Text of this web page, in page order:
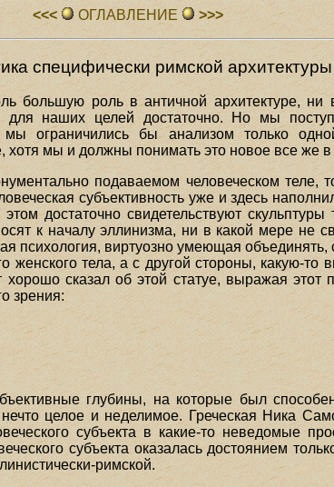
<<< ОГЛАВЛЕHИЕ >>>
специфически римской архитектуры
большую роль в античной архитектуре, ни
для наших целей достаточно. Но мы
мы ограничились бы анализом только
мы и должны понимать это новое все же в
подаваемом человеческом теле,
субъективность уже и здесь
достаточно свидетельствуют
к началу эллинизма, ни в какой мере не
психология, виртуозно умеющая
женского тела, а с другой стороны, какую-то
хорошо сказал об этой статуе, выражая
зрения:
глубины, на которые был
целое и неделимое. Греческая Ника
субъекта в какие-то неведомые
субъекта оказалась достоянием
римской.